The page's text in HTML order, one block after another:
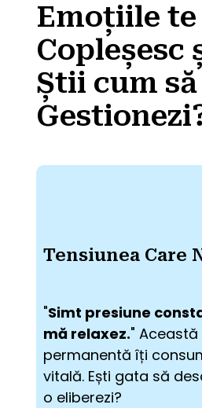
Emoțiile te
Copleșesc
Știi cum să
Tensiunea Care
"Simt presiune
mă relaxez."
permanentă îți
vitală. Ești gata să
o eliberezi?